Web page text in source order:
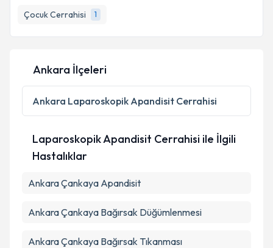
Çocuk Cerrahisi
1
E-posta Adresiniz
Kişisel verilerimin işlenmesine ilişkinAydınlatma
Metni
'ni okudum ve kişisel verilerimin belirtilen
kapsamda işlenmesini kabul ediyorum.
Takvim Talebini Gönder
Ankara İlçeleri
Ankara Laparoskopik Apandisit Cerrahisi
Laparoskopik Apandisit Cerrahisi ile İlgili
Hastalıklar
Ankara Çankaya Apandisit
Ankara Çankaya Bağırsak Düğümlenmesi
Ankara Çankaya Bağırsak Tıkanması